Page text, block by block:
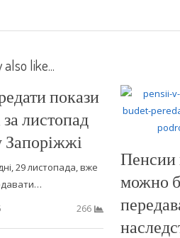
also like...
покази
за листопад
Запоріжжі
29 листопада, вже
266
Пенсии
можно